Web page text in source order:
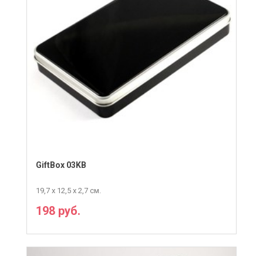
GiftBox 03KB
19,7 х 12,5 х 2,7 см.
198 руб.